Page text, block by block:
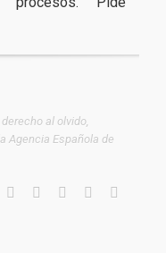
derecho al olvido,
Agencia Española de